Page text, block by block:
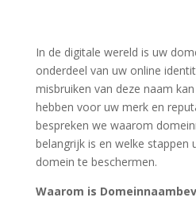
In de digitale wereld is uw
onderdeel van uw online
misbruiken van deze naam
hebben voor uw merk en
bespreken we waarom
belangrijk is en welke stappen
domein te beschermen.
Waarom is